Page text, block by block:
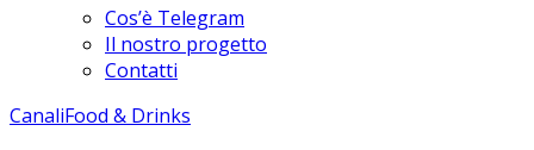
Cos’è Telegram
Il nostro progetto
Contatti
CanaliFood & Drinks